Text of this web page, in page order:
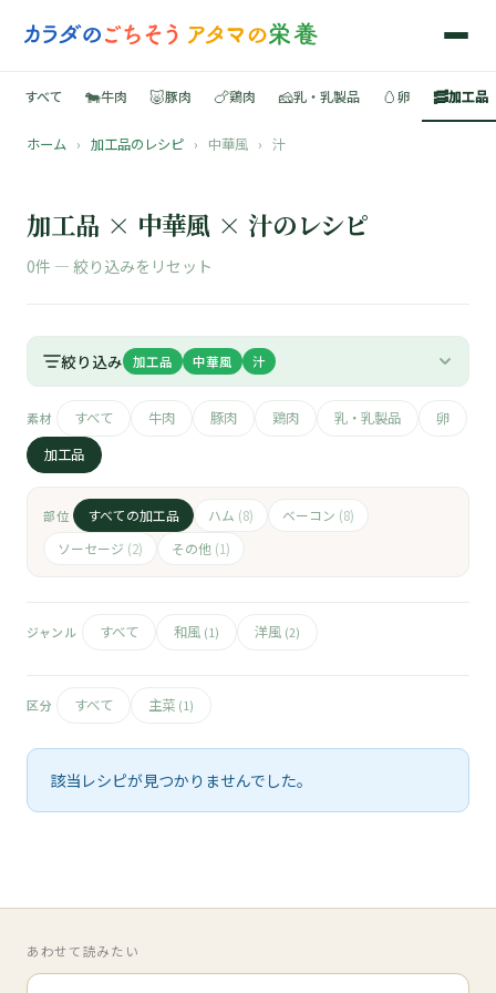
📚
🐄
🐷
🍗
すべて 🐄牛肉 🐷豚肉 🍗鶏肉 🧀乳・乳製品 🥚卵 🥓加工品
ホーム › 加工品のレシピ › 中華風 › 汁
加工品 × 中華風 × 汁のレシピ
0件 — 絞り込みをリセット
絞り込み 加工品 中華風 汁
素材 すべて 牛肉 豚肉 鶏肉 乳・乳製品
卵
加工品
部位 すべての加工品 ハム (8) ベーコン (8)
ソーセージ (2) その他 (1)
ジャンル すべて 和風 (1) 洋風 (2)
区分 すべて 主菜 (1)
該当レシピが見つかりませんでした。
あわせて読みたい